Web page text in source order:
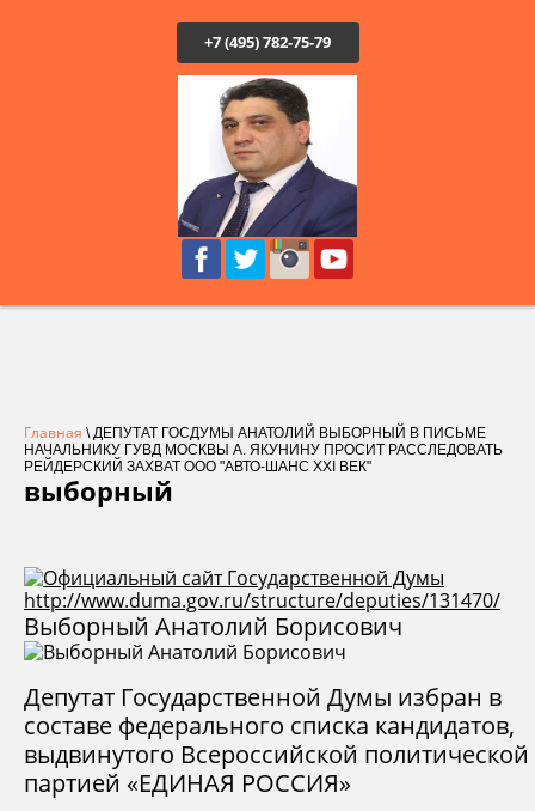
+7 (495) 782-75-79
Главная \ ДЕПУТАТ ГОСДУМЫ АНАТОЛИЙ ВЫБОРНЫЙ В ПИСЬМЕ
НАЧАЛЬНИКУ ГУВД МОСКВЫ А. ЯКУНИНУ ПРОСИТ РАССЛЕДОВАТЬ
РЕЙДЕРСКИЙ ЗАХВАТ ООО "АВТО-ШАНС XXI ВЕК"
выборный
http://www.duma.gov.ru/structure/deputies/131470/
Выборный Анатолий Борисович
Депутат Государственной Думы избран в
составе федерального списка кандидатов,
выдвинутого Всероссийской политической
партией «ЕДИНАЯ РОССИЯ»